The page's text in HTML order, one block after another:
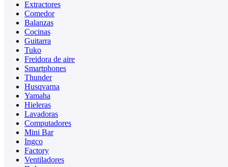
Extractores
Comedor
Balanzas
Cocinas
Guitarra
Tuko
Freidora de aire
Smartphones
Thunder
Husqvarna
Yamaha
Hieleras
Lavadoras
Computadores
Mini Bar
Ingco
Factory
Ventiladores